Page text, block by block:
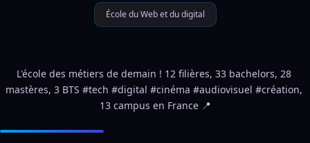
École du Web et du digital
L'école des métiers de demain ! 12 filières, 33 bachelors, 28
mastères, 3 BTS #tech #digital #cinéma #audiovisuel #création,
13 campus en France 📍